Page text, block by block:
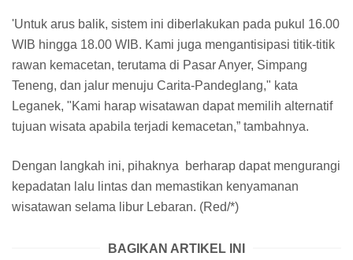
'Untuk arus balik, sistem ini diberlakukan pada pukul 16.00
WIB hingga 18.00 WIB. Kami juga mengantisipasi titik-titik
rawan kemacetan, terutama di Pasar Anyer, Simpang
Teneng, dan jalur menuju Carita-Pandeglang," kata
Leganek, "Kami harap wisatawan dapat memilih alternatif
tujuan wisata apabila terjadi kemacetan,” tambahnya.
Dengan langkah ini, pihaknya berharap dapat mengurangi
kepadatan lalu lintas dan memastikan kenyamanan
wisatawan selama libur Lebaran. (Red/*)
BAGIKAN ARTIKEL INI